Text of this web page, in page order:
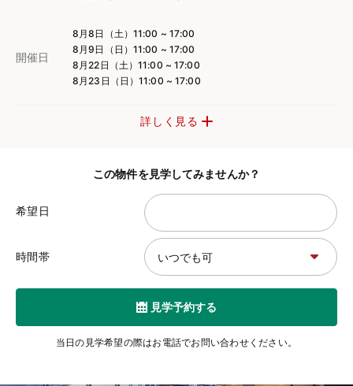
開催日
8月8日（土）11:00 ~ 17:00
8月9日（日）11:00 ~ 17:00
8月22日（土）11:00 ~ 17:00
8月23日（日）11:00 ~ 17:00
詳しく見る
この物件を見学してみませんか？
希望日
時間帯
見学予約する
当日の見学希望の際はお電話でお問い合わせください。